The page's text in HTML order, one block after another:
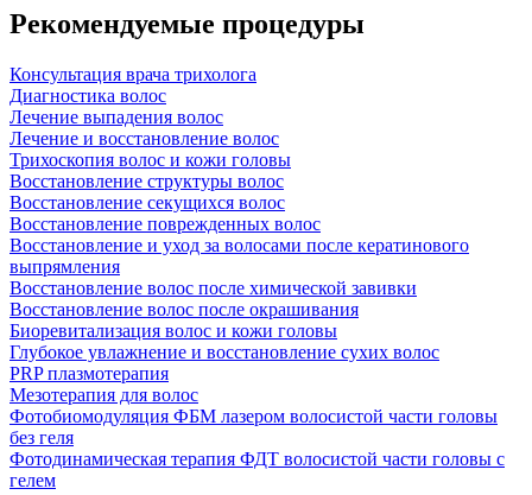
Рекомендуемые процедуры
Консультация врача трихолога
Диагностика волос
Лечение выпадения волос
Лечение и восстановление волос
Трихоскопия волос и кожи головы
Восстановление структуры волос
Восстановление секущихся волос
Восстановление поврежденных волос
Восстановление и уход за волосами после кератинового
выпрямления
Восстановление волос после химической завивки
Восстановление волос после окрашивания
Биоревитализация волос и кожи головы
Глубокое увлажнение и восстановление сухих волос
PRP плазмотерапия
Мезотерапия для волос
Фотобиомодуляция ФБМ лазером волосистой части головы
без геля
Фотодинамическая терапия ФДТ волосистой части головы с
гелем